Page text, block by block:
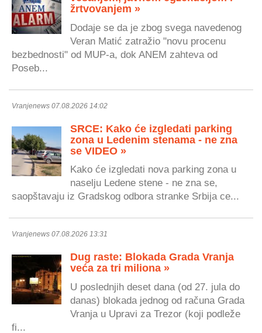
žrtvovanjem »
Dodaje se da je zbog svega navedenog
Veran Matić zatražio "novu procenu
bezbednosti" od MUP-a, dok ANEM zahteva od
Poseb...
Vranjenews 07.08.2026 14:02
SRCE: Kako će izgledati parking
zona u Ledenim stenama - ne zna
se VIDEO »
Kako će izgledati nova parking zona u
naselju Ledene stene - ne zna se,
saopštavaju iz Gradskog odbora stranke Srbija ce...
Vranjenews 07.08.2026 13:31
Dug raste: Blokada Grada Vranja
veća za tri miliona »
U poslednjih deset dana (od 27. jula do
danas) blokada jednog od računa Grada
Vranja u Upravi za Trezor (koji podleže
fi...